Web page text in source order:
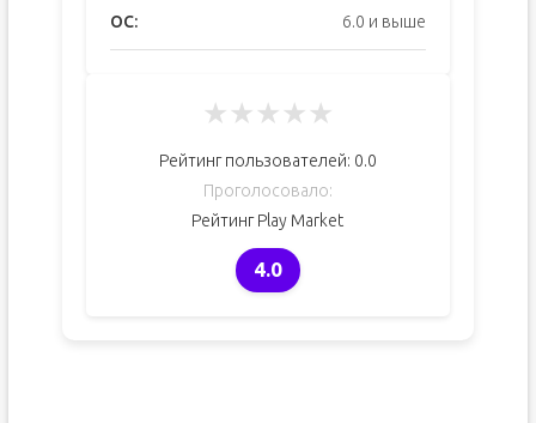
ОС: 6.0 и выше
★★★★★
Рейтинг пользователей: 0.0
Проголосовало:
Рейтинг Play Market
4.0